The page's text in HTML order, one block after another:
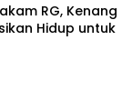
RG, Kenang
Hidup untuk